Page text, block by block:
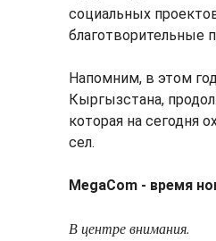
социальных
благотворительные
Напомним, в этом
Кыргызстана,
которая на сегодня
сел.
MegaCom - время
В центре внимания.